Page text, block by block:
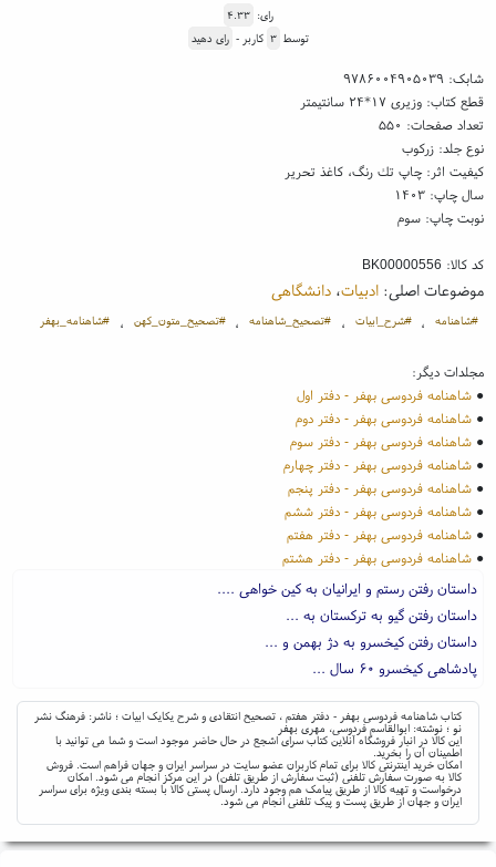
رای: ۴.۳۳
توسط ۳ کاربر - رای دهید
شابک: ۹۷۸۶۰۰۴۹۰۵۰۳۹
قطع کتاب: وزیری ۱۷*۲۴ سانتیمتر
تعداد صفحات: ۵۵۰
نوع جلد: زرکوب
کیفیت اثر: چاپ تك رنگ، کاغذ تحریر
سال چاپ: ۱۴۰۳
نوبت چاپ: سوم
کد کالا: BK00000556
موضوعات اصلی:ادبیات،دانشگاهی
#شاهنامه ، #شرح_ابیات ، #تصحیح_شاهنامه ، #تصحیح_متون_کهن ، #شاهنامه_بهفر
مجلدات دیگر:
●شاهنامه فردوسی بهفر - دفتر اول
●شاهنامه فردوسی بهفر - دفتر دوم
●شاهنامه فردوسی بهفر - دفتر سوم
●شاهنامه فردوسی بهفر - دفتر چهارم
●شاهنامه فردوسی بهفر - دفتر پنجم
●شاهنامه فردوسی بهفر - دفتر ششم
●شاهنامه فردوسی بهفر - دفتر هفتم
●شاهنامه فردوسی بهفر - دفتر هشتم
داستان رفتن رستم و ایرانیان به کین خواهی ....
داستان رفتن گیو به ترکستان به ...
داستان رفتن کیخسرو به دژ بهمن و ...
پادشاهی کیخسرو ۶۰ سال ...
کتاب شاهنامه فردوسی بهفر - دفتر هفتم ، تصحیح انتقادی و شرح یکایک ابیات ؛ ناشر: فرهنگ نشر
نو ؛ نوشته: ابوالقاسم فردوسی، مهری بهفر
این کالا در انبار فروشگاه آنلاین کتاب سرای اشجع در حال حاضر موجود است و شما می توانید با
اطمینان آن را بخرید.
امکان خرید اینترنتی کالا برای تمام کاربران عضو سایت در سراسر ایران و جهان فراهم است. فروش
کالا به صورت سفارش تلفنی (ثبت سفارش از طریق تلفن) در این مرکز انجام می شود. امکان
درخواست و تهیه کالا از طریق پیامک هم وجود دارد. ارسال پستی کالا با بسته بندی ویژه برای سراسر
ایران و جهان از طریق پست و پیک تلفنی انجام می شود.